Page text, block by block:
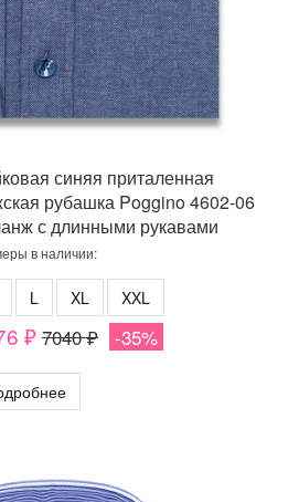
синяя приталенная
рубашка Poggino 4602-06
с длинными рукавами
в наличии:
L XL XXL
₽ 7040 ₽ -35%